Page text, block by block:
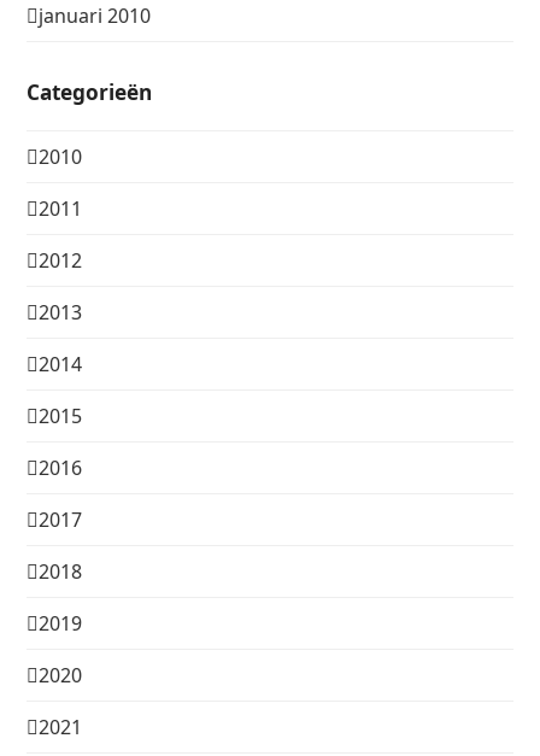
januari 2010
Categorieën
2010
2011
2012
2013
2014
2015
2016
2017
2018
2019
2020
2021